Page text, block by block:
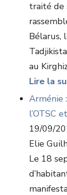
traité de
Bélarus,
au
Lire la
Arménie
l’OTSC
19/09/
Elie
Le 18